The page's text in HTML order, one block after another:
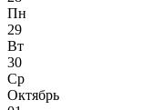
Пн
29
Вт
30
Ср
Октябрь